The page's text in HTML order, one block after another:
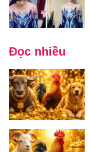
Đọc nhiều